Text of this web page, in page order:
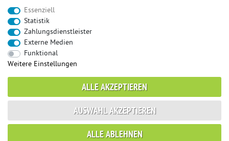
FOX, REMUS, FSW, FRIEDRICH MOTORSPORT, EISENMANN, ULTER
SPORT, NOVUS
sportauspuff sportkat
endrohr
downpipe
mittelschalldämpfer
fächerkrümmer
ulter
vorschalldämpfer
fsw
duplex milltek
entnehmen Sie bitte der Schaltfläche mit den Versandinformationen
Essenziell
Statistik
Zahlungsdienstleister
Externe Medien
Funktional
Weitere Einstellungen
ALLE AKZEPTIEREN
ALLE ABLEHNEN
AUSWAHL AKZEPTIEREN